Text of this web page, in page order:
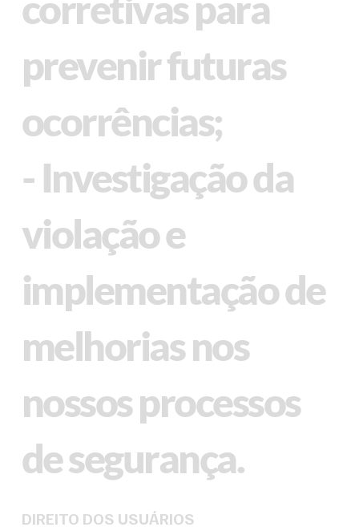
prevenir futuras
ocorrências;
- Investigação da
violação e
implementação de
melhorias nos
nossos processos
de segurança.
DIREITO DOS USUÁRIOS